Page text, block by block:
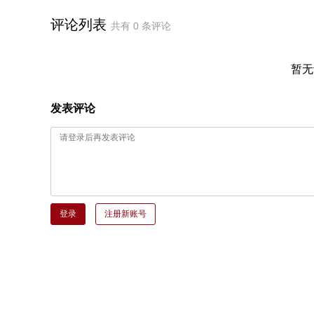
评论列表 共有 0 条评论
暂
发表评论
登录 注册新账号